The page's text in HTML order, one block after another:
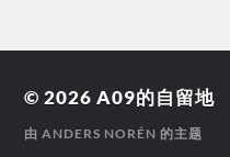
© 2026A09的自留地
由ANDERS NORÉN 的主题